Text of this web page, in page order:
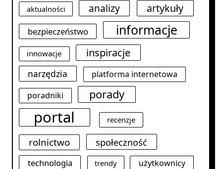
aktualności analizy artykuły
bezpieczeństwo informacje
innowacje inspiracje
narzędzia
platforma internetowa
poradniki
porady
portal recenzje
rolnictwo społeczność
technologia trendy
użytkownicy